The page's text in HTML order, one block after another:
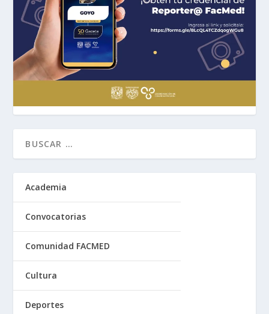
Academia
Convocatorias
Comunidad FACMED
Cultura
Deportes